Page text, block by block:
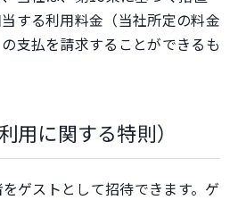
する利用料金（当社所定の料金
支払を請求することができるも
用に関する特則）
ゲストとして招待できます。ゲ